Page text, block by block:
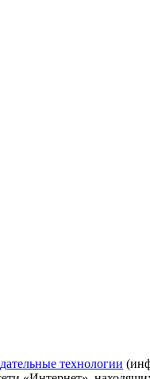
технологии